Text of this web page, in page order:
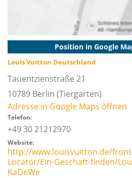
Position in Google
Louis Vuitton Deutschland
Tauentzienstraße 21
10789 Berlin (Tiergarten)
Adresse in Google Maps öffnen
Telefon:
+49 30 21212970
Website:
http://www.louisvuitton.de/
Locator/Ein-Geschaft-finden/
KaDeWe